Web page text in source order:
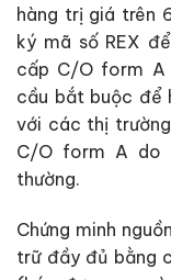
hàng trị giá trên
ký mã số REX
cấp C/O form A
cầu bắt buộc để
với các thị trường
C/O form A do
thường.
Chứng minh
trữ đầy đủ bằng